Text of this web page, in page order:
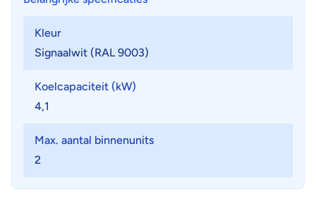
Kleur
Signaalwit (RAL 9003)
Koelcapaciteit (kW)
4,1
Max. aantal binnenunits
2